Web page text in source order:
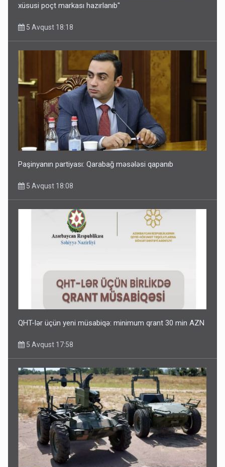
xüsusi poçt markası hazırlanıb"
5 Avqust 18:18
Paşinyanın partiyası: Qarabağ məsələsi qapanıb
5 Avqust 18:08
QHT-lər üçün yeni müsabiqə: minimum qrant 30 min AZN
5 Avqust 17:58